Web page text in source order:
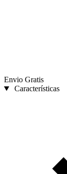
Envio Gratis
Características